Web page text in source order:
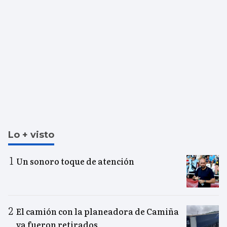
Lo + visto
Un sonoro toque de atención
El camión con la planeadora de Camiña
ya fueron retirados